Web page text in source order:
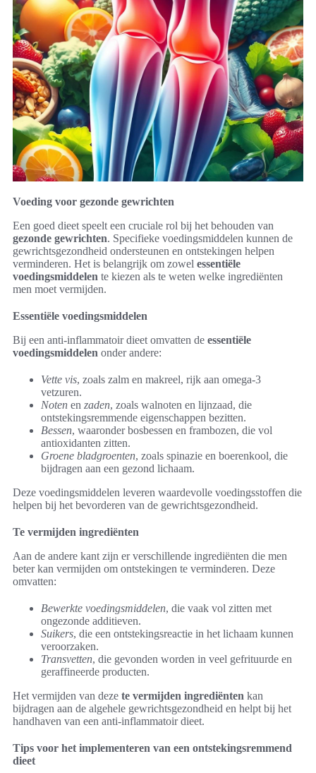
Voeding voor gezonde gewrichten
Een goed dieet speelt een cruciale rol bij het behouden van
gezonde gewrichten. Specifieke voedingsmiddelen kunnen de
gewrichtsgezondheid ondersteunen en ontstekingen helpen
verminderen. Het is belangrijk om zowel essentiële
voedingsmiddelen te kiezen als te weten welke ingrediënten
men moet vermijden.
Essentiële voedingsmiddelen
Bij een anti-inflammatoir dieet omvatten de essentiële
voedingsmiddelen onder andere:
Vette vis, zoals zalm en makreel, rijk aan omega-3
vetzuren.
Noten en zaden, zoals walnoten en lijnzaad, die
ontstekingsremmende eigenschappen bezitten.
Bessen, waaronder bosbessen en frambozen, die vol
antioxidanten zitten.
Groene bladgroenten, zoals spinazie en boerenkool, die
bijdragen aan een gezond lichaam.
Deze voedingsmiddelen leveren waardevolle voedingsstoffen die
helpen bij het bevorderen van de gewrichtsgezondheid.
Te vermijden ingrediënten
Aan de andere kant zijn er verschillende ingrediënten die men
beter kan vermijden om ontstekingen te verminderen. Deze
omvatten:
Bewerkte voedingsmiddelen, die vaak vol zitten met
ongezonde additieven.
Suikers, die een ontstekingsreactie in het lichaam kunnen
veroorzaken.
Transvetten, die gevonden worden in veel gefrituurde en
geraffineerde producten.
Het vermijden van deze te vermijden ingrediënten kan
bijdragen aan de algehele gewrichtsgezondheid en helpt bij het
handhaven van een anti-inflammatoir dieet.
Tips voor het implementeren van een ontstekingsremmend
dieet